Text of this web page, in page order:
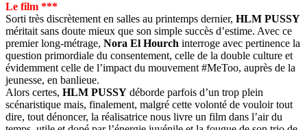
Le film ***
Sorti très discrètement en salles au printemps dernier, HLM PUSSY
méritait sans doute mieux que son simple succès d’estime. Avec ce
premier long-métrage, Nora El Hourch interroge avec pertinence la
question primordiale du consentement, celle de la double culture et
évidemment celle de l’impact du mouvement #MeToo, auprès de la
jeunesse, en banlieue.
Alors certes, HLM PUSSY déborde parfois d’un trop plein
scénaristique mais, finalement, malgré cette volonté de vouloir tout
dire, tout dénoncer, la réalisatrice nous livre un film dans l’air du